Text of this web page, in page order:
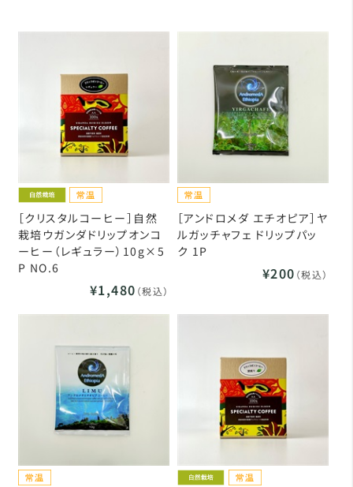
［クリスタルコーヒー］自然
栽培ウガンダドリップオンコ
ーヒー（レギュラー）10g×5
P NO.6
¥1,480 （税込）
［アンドロメダ エチオピア］ヤ
ルガッチャフェ ドリップパッ
ク 1P
¥200 （税込）